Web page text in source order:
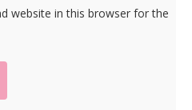
website in this browser for the